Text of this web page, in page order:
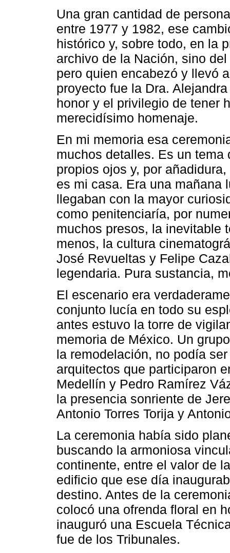
Una gran cantidad de
entre 1977 y 1982, ese
histórico y, sobre todo, en la
archivo de la Nación, sino
pero quien encabezó y llevó
proyecto fue la Dra.
honor y el privilegio de tener
merecidísimo homenaje.
En mi memoria esa
muchos detalles. Es un
propios ojos y, por
es mi casa. Era una mañana
llegaban con la mayor
como penitenciaría, por
muchos presos, la inevitable
menos, la cultura
José Revueltas y Felipe
legendaria. Pura sustancia,
El escenario era
conjunto lucía en todo su
antes estuvo la torre de
memoria de México. Un
la remodelación, no podía
arquitectos que participaron
Medellín y Pedro Ramírez
la presencia sonriente de
Antonio Torres Torija y
La ceremonia había sido
buscando la armoniosa
continente, entre el valor de
edificio que ese día
destino. Antes de la
colocó una ofrenda floral en
inauguró una Escuela
fue de los Tribunales.